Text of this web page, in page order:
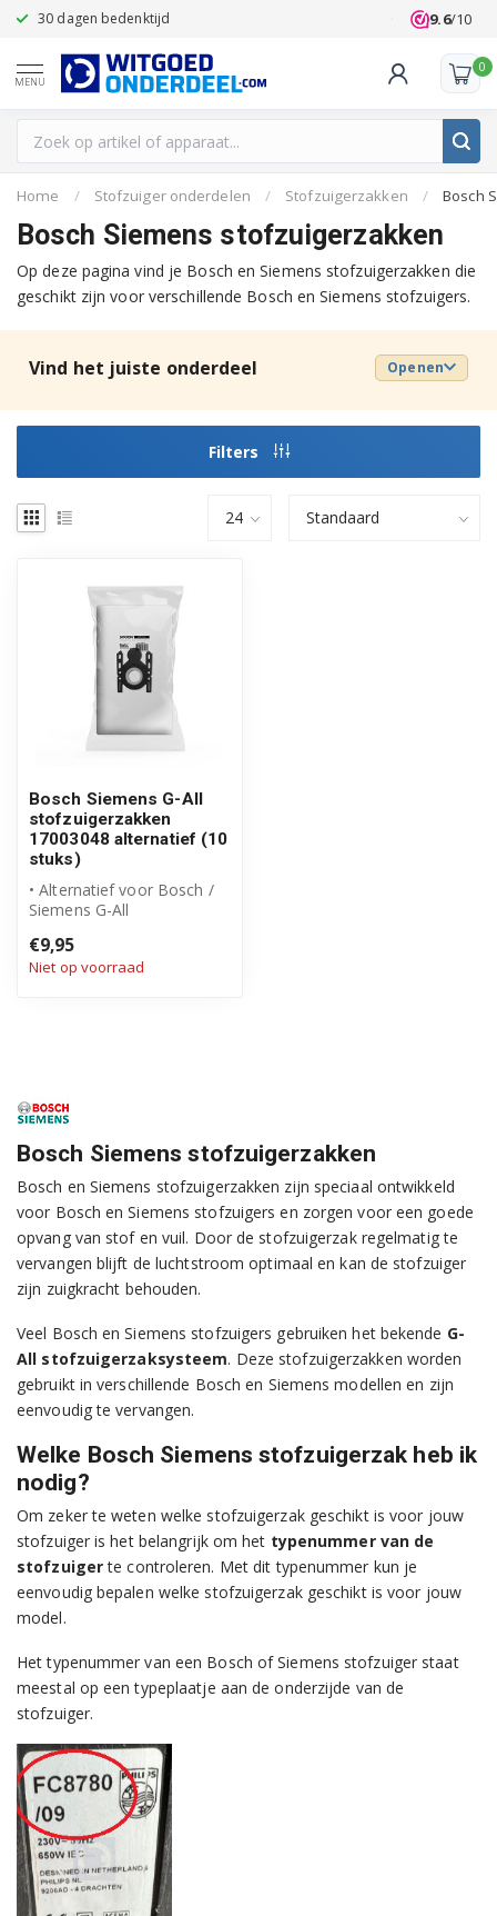
30 dagen bedenktijd Klanten
9.6/10
MENU
0
Home / Stofzuiger onderdelen / Stofzuigerzakken / Bosch
Bosch Siemens stofzuigerzakken
Op deze pagina vind je Bosch en Siemens stofzuigerzakken die
geschikt zijn voor verschillende Bosch en Siemens stofzuigers.
Vind het juiste onderdeel Openen
Filters
Bosch Siemens G-All
stofzuigerzakken
17003048 alternatief (10
stuks)
• Alternatief voor Bosch /
Siemens G-All
• Vervanging voor art...
€9,95
Niet op voorraad
Bosch Siemens stofzuigerzakken
Bosch en Siemens stofzuigerzakken zijn speciaal ontwikkeld
voor Bosch en Siemens stofzuigers en zorgen voor een goede
opvang van stof en vuil. Door de stofzuigerzak regelmatig te
vervangen blijft de luchtstroom optimaal en kan de stofzuiger
zijn zuigkracht behouden.
Veel Bosch en Siemens stofzuigers gebruiken het bekende G-
All stofzuigerzaksysteem. Deze stofzuigerzakken worden
gebruikt in verschillende Bosch en Siemens modellen en zijn
eenvoudig te vervangen.
Welke Bosch Siemens stofzuigerzak heb ik
nodig?
Om zeker te weten welke stofzuigerzak geschikt is voor jouw
stofzuiger is het belangrijk om het typenummer van de
stofzuigerte controleren. Met dit typenummer kun je
eenvoudig bepalen welke stofzuigerzak geschikt is voor jouw
model.
Het typenummer van een Bosch of Siemens stofzuiger staat
meestal op een typeplaatje aan de onderzijde van de
stofzuiger.